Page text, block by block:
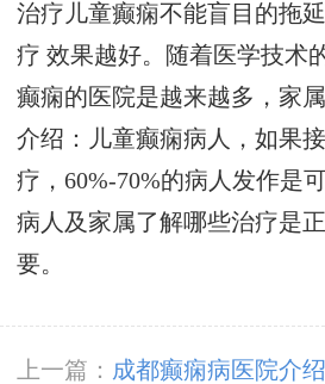
治疗儿童癫痫不能盲目的拖
疗 效果越好。随着医学技术
癫痫的医院是越来越多，家
介绍：儿童癫痫病人，如果
疗，60%-70%的病人发作是
病人及家属了解哪些治疗是
要。
上一篇： 成都癫痫病医院介